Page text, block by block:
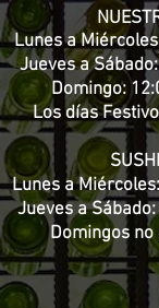
Lunes a
Jueves a
Domingo:
Los días
Lunes a
Jueves a
Domingos